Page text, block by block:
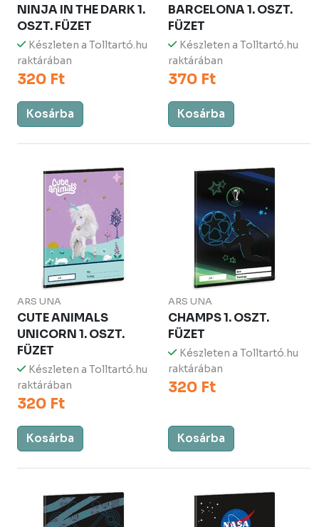
NINJA IN THE DARK 1.
OSZT. FÜZET
Készleten a Tolltartó.hu
raktárában
320 Ft
Kosárba
BARCELONA 1. OSZT.
FÜZET
Készleten a Tolltartó.hu
raktárában
370 Ft
Kosárba
ARS UNA
CUTE ANIMALS
UNICORN 1. OSZT.
FÜZET
Készleten a Tolltartó.hu
raktárában
320 Ft
Kosárba
ARS UNA
CHAMPS 1. OSZT.
FÜZET
Készleten a Tolltartó.hu
raktárában
320 Ft
Kosárba